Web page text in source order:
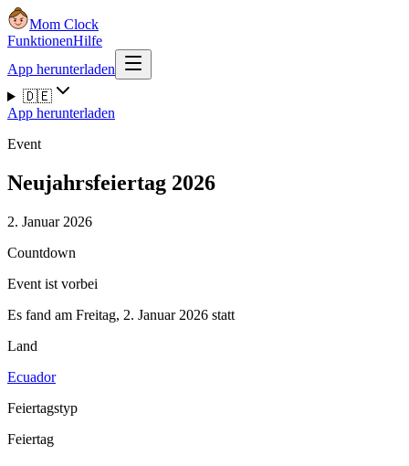
Mom Clock
FunktionenHilfe
App herunterladen
🇩🇪
App herunterladen
Event
Neujahrsfeiertag 2026
2. Januar 2026
Countdown
Event ist vorbei
Es fand am Freitag, 2. Januar 2026 statt
Land
Ecuador
Feiertagstyp
Feiertag